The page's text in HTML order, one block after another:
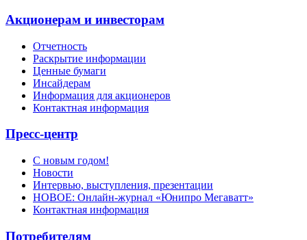
Акционерам и инвесторам
Отчетность
Раскрытие информации
Ценные бумаги
Инсайдерам
Информация для акционеров
Контактная информация
Пресс-центр
С новым годом!
Новости
Интервью, выступления, презентации
НОВОЕ: Онлайн-журнал «Юнипро Мегаватт»
Контактная информация
Потребителям